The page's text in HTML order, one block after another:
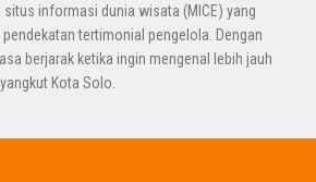
situs informasi dunia wisata (MICE) yang
tertimonial pengelola. Dengan
berjarak ketika ingin mengenal lebih jauh
Kota Solo.